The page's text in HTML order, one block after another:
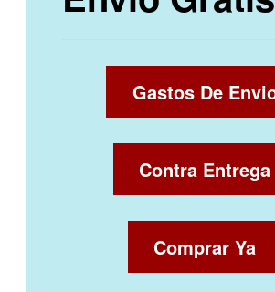
Gastos De
Contra Entrega
Comprar Ya